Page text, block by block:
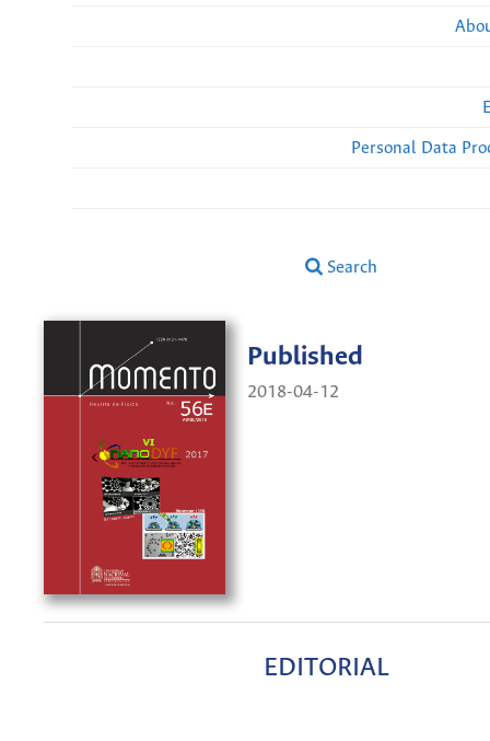
Personal Data
Search
Published
2018-04-12
EDITORIAL